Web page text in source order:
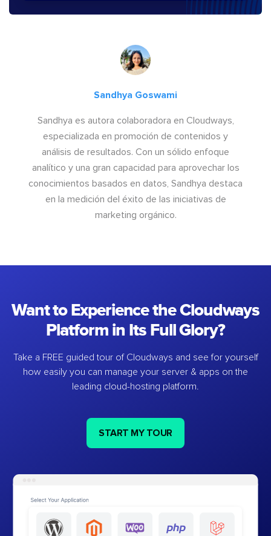
Sandhya Goswami
Sandhya es autora colaboradora en Cloudways,
especializada en promoción de contenidos y
análisis de resultados. Con un sólido enfoque
analítico y una gran capacidad para aprovechar los
conocimientos basados en datos, Sandhya destaca
en la medición del éxito de las iniciativas de
marketing orgánico.
Want to Experience the Cloudways
Platform in Its Full Glory?
Take a FREE guided tour of Cloudways and see for yourself
how easily you can manage your server & apps on the
leading cloud-hosting platform.
START MY TOUR